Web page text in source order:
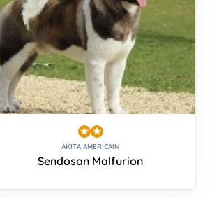
AKITA AMERICAIN
Sendosan Malfurion